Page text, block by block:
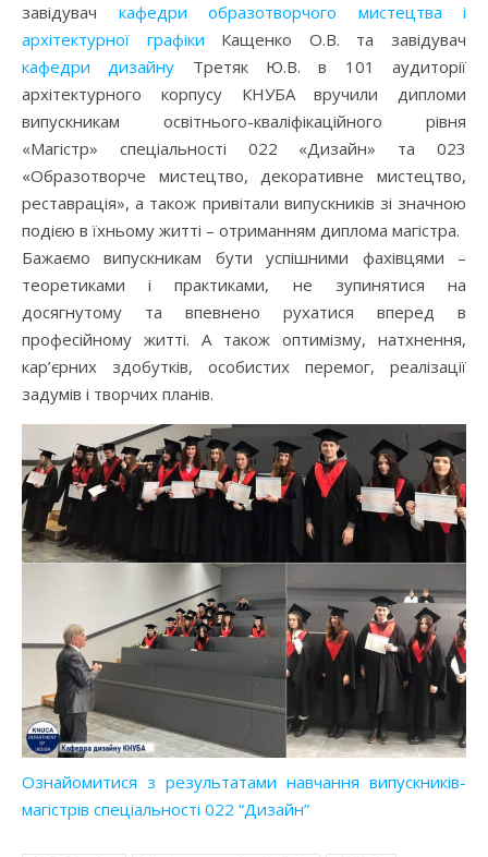
завідувач кафедри образотворчого мистецтва і
архітектурної графіки Кащенко О.В. та завідувач
кафедри дизайну Третяк Ю.В. в 101 аудиторії
архітектурного корпусу КНУБА вручили дипломи
випускникам освітнього-кваліфікаційного рівня
«Магістр» спеціальності 022 «Дизайн» та 023
«Образотворче мистецтво, декоративне мистецтво,
реставрація», а також привітали випускників зі значною
подією в їхньому житті – отриманням диплома магістра.
Бажаємо випускникам бути успішними фахівцями –
теоретиками і практиками, не зупинятися на
досягнутому та впевнено рухатися вперед в
професійному житті. А також оптимізму, натхнення,
кар’єрних здобутків, особистих перемог, реалізації
задумів і творчих планів.
Ознайомитися з результатами навчання випускників-
магістрів спеціальності 022 “Дизайн”